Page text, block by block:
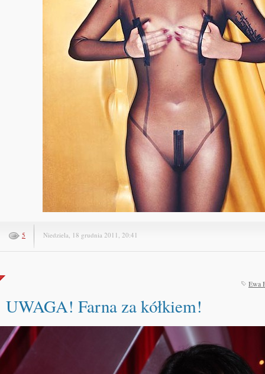
5 Niedziela, 18 grudnia 2011, 20:41
Ewa
UWAGA! Farna za kółkiem!